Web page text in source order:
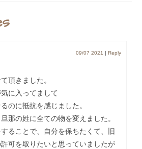
09/07 2021 | Reply
頂きました。
に入ってまして
のに抵抗を感じました。
那の姓に全ての物を変えました。
することで、自分を保ちたくて、旧
可を取りたいと思っていましたが